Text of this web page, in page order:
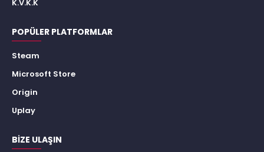
K.V.K.K
POPÜLER PLATFORMLAR
Steam
Microsoft Store
Origin
Uplay
BIZE ULAŞIN